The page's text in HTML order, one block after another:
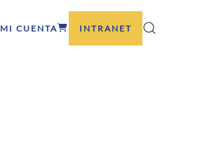
MI CUENTA INTRANET